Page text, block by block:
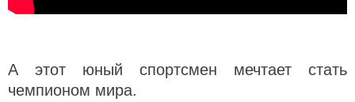
А этот юный спортсмен мечтает стать
чемпионом мира.